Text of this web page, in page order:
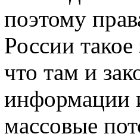
поэтому
России такое
что там и
информации
массовые